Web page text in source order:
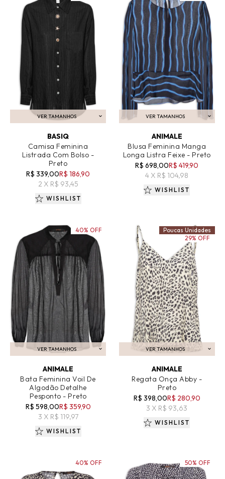
VER TAMANHOS
ADICIONAR AO CARRINHO
BASIQ
Camisa Feminina
Listrada Com Bolso -
Preto
R$ 339,00R$ 186,90
2 X R$ 93,45
WISHLIST
VER TAMANHOS
ADICIONAR AO CARRINHO
ANIMALE
Blusa Feminina Manga
Longa Listra Feixe - Preto
R$ 698,00R$ 419,90
4 X R$ 104,98
WISHLIST
VER TAMANHOS
ADICIONAR AO CARRINHO
ANIMALE
Bata Feminina Voil De
Algodão Detalhe
Pesponto - Preto
R$ 598,00R$ 359,90
3 X R$ 119,97
40% OFF
WISHLIST
VER TAMANHOS
ADICIONAR AO CARRINHO
ANIMALE
Regata Onça Abby -
Preto
R$ 398,00R$ 280,90
3 X R$ 93,63
Poucas Unidades
29% OFF
WISHLIST
40% OFF 50% OFF